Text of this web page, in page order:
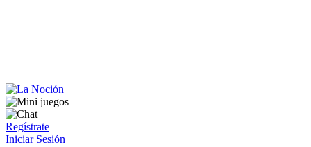
Regístrate
Iniciar Sesión